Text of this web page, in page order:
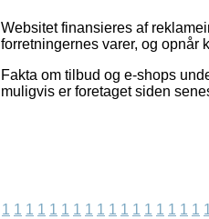
Websitet finansieres af
forretningernes varer, og opnår
Fakta om tilbud og e-shops
muligvis er foretaget siden
1 1 1 1 1 1 1 1 1 1 1 1 1 1 1 1 1